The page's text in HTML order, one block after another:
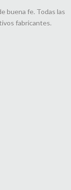
buena fe. Todas las
fabricantes.